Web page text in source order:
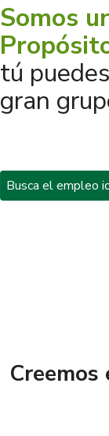
Somos
tú
gran
Busca el empleo